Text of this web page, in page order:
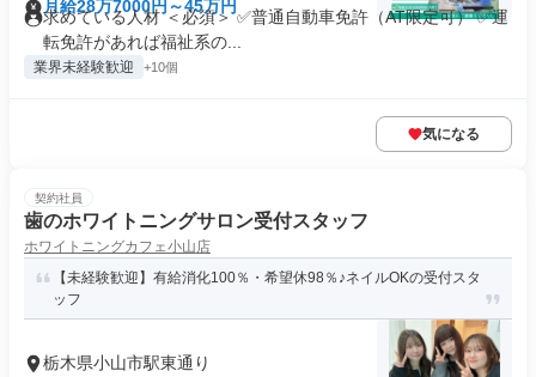
月給28万7000円～45万円
求めている人材 ＜必須＞ ✅普通自動車免許（AT限定可） ✅運
転免許があれば福祉系の...
業界未経験歓迎 +10個
気になる
契約社員
歯のホワイトニングサロン受付スタッフ
ホワイトニングカフェ小山店
【未経験歓迎】有給消化100％・希望休98％♪ネイルOKの受付スタ
ッフ
栃木県小山市駅東通り